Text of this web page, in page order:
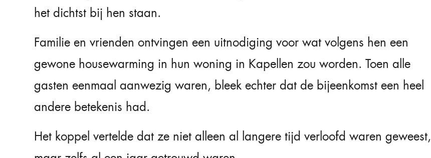
het dichtst bij hen staan.
Familie en vrienden ontvingen een uitnodiging voor wat volgens hen een
gewone housewarming in hun woning in Kapellen zou worden. Toen alle
gasten eenmaal aanwezig waren, bleek echter dat de bijeenkomst een heel
andere betekenis had.
Het koppel vertelde dat ze niet alleen al langere tijd verloofd waren geweest,